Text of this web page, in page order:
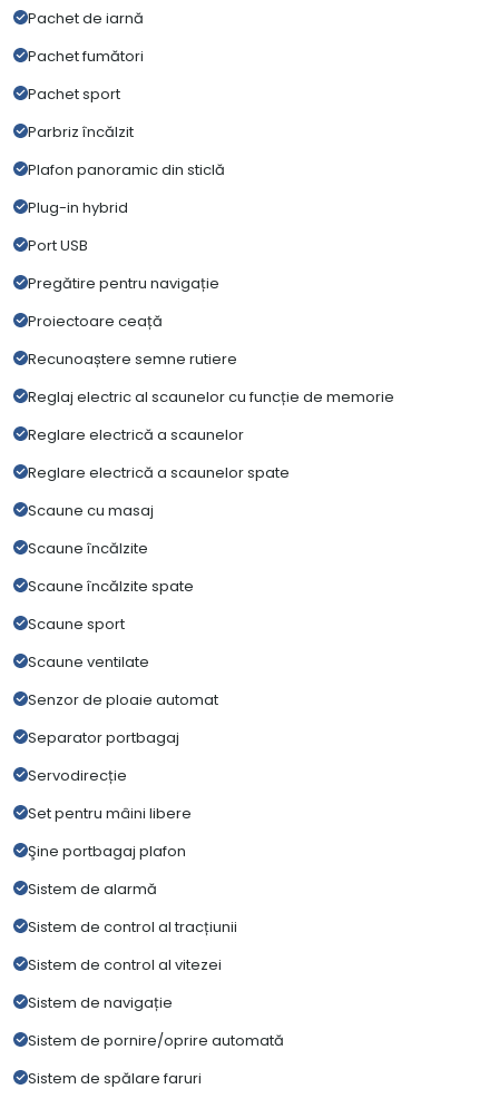
Pachet de iarnă
Pachet fumători
Pachet sport
Parbriz încălzit
Plafon panoramic din sticlă
Plug-in hybrid
Port USB
Pregătire pentru navigație
Proiectoare ceață
Recunoaștere semne rutiere
Reglaj electric al scaunelor cu funcție de memorie
Reglare electrică a scaunelor
Reglare electrică a scaunelor spate
Scaune cu masaj
Scaune încălzite
Scaune încălzite spate
Scaune sport
Scaune ventilate
Senzor de ploaie automat
Separator portbagaj
Servodirecție
Set pentru mâini libere
Şine portbagaj plafon
Sistem de alarmă
Sistem de control al tracțiunii
Sistem de control al vitezei
Sistem de navigație
Sistem de pornire/oprire automată
Sistem de spălare faruri